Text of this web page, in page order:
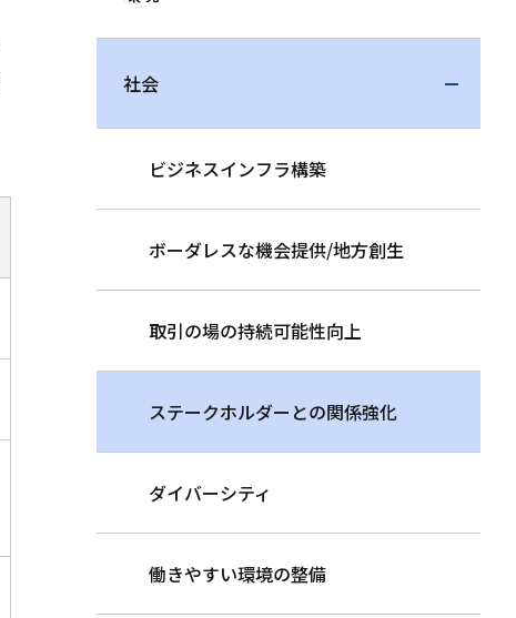
社会
ビジネスインフラ構築
ボーダレスな機会提供/地方創生
取引の場の持続可能性向上
ステークホルダーとの関係強化
ダイバーシティ
働きやすい環境の整備